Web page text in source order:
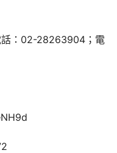
話：02-28263904；電